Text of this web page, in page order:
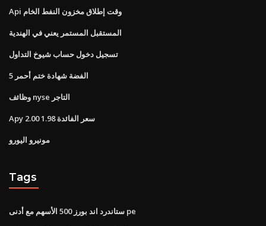
Api وقت إطلاق مخزون النفط الخام
المستقبل المستمر يعني في الهندية
تسجيل دخول حساب شيوخ التداول
5 الفضة شهادة ختم أحمر
وظائف nyse التاجر
Apy 2.00 سعر الفائدة 1.98
مونيرو اليورو
Tags
ستاندرد اند بورز 500 الأسهم مع أدنى pe